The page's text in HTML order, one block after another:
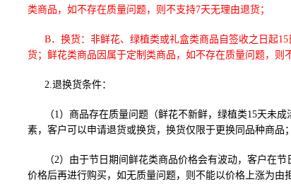
类商品，如不存在质量问题，则不支持7天无理由退货；
B．换货：非鲜花、绿植类或礼盒类商品自签收之日起
货；鲜花类商品因属于定制类商品，如不存在质量问题，则
2.退换货条件：
（1）商品存在质量问题（鲜花不新鲜，绿植类15天未
素，客户可以申请退货或换货，换货仅限于更换同品种商品；
（2） 由于节日期间鲜花类商品价格会有波动，客户在
价格后再进行购买，如无质量问题，则不能以价格上涨为由